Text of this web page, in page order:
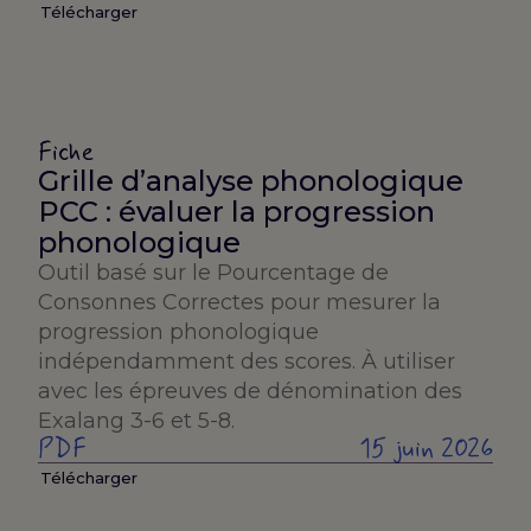
Télécharger
Fiche
Grille d’analyse phonologique
PCC : évaluer la progression
phonologique
Outil basé sur le Pourcentage de
Consonnes Correctes pour mesurer la
progression phonologique
indépendamment des scores. À utiliser
avec les épreuves de dénomination des
Exalang 3-6 et 5-8.
PDF 15 juin 2026
Télécharger